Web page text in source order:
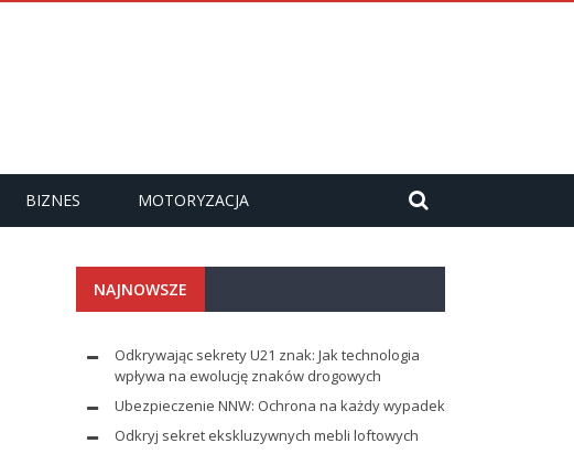
BIZNES MOTORYZACJA
NAJNOWSZE
Odkrywając sekrety U21 znak: Jak technologia
wpływa na ewolucję znaków drogowych
Ubezpieczenie NNW: Ochrona na każdy wypadek
Odkryj sekret ekskluzywnych mebli loftowych